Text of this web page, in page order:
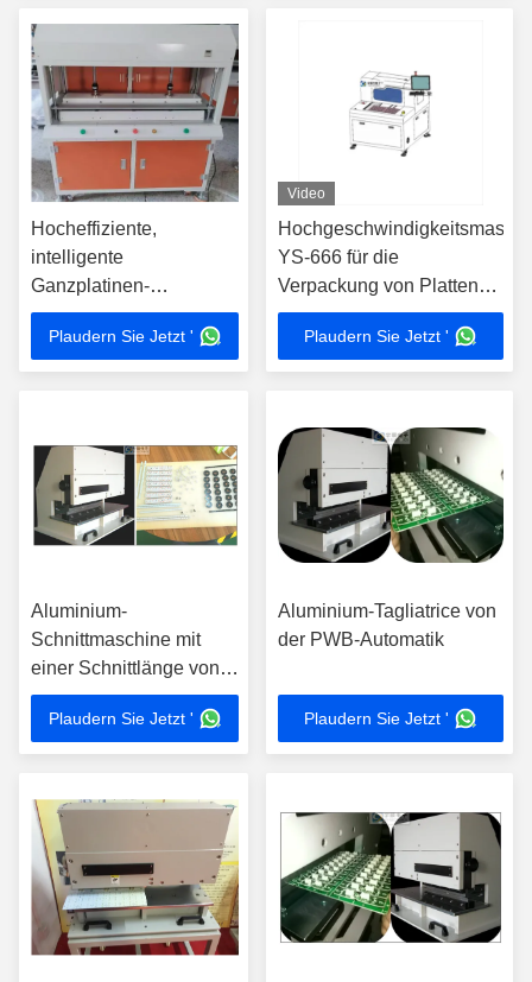
Hocheffiziente,
intelligente
Ganzplatinen-
Vereinzelungsmaschine
für SMT-
Produktionslinien
Plaudern Sie Jetzt '
Video
YS-666 für die
Verpackung von Platten
für SMT-Produktionslinien
Plaudern Sie Jetzt '
Aluminium-
Schnittmaschine mit
einer Schnittlänge von
1,2 m
Plaudern Sie Jetzt '
Aluminium-Tagliatrice von
der PWB-Automatik
Plaudern Sie Jetzt '